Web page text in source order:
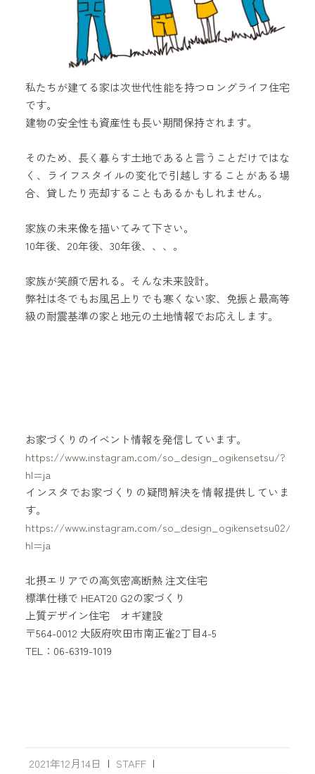
私たちが建てる家は次世代性能を持つロングライフ住宅
です。
建物の安全性も資産性も長い期間保持されます。
そのため、長く暮らす土地であると言うことだけではな
く、ライフスタイルの変化で引越しすることがある場
合、貸したり売却することもあるかもしれません。
家族の未来像を描いてみて下さい。
10年後、20年後、30年後、、、。
家族が笑顔で居れる。そんな未来設計。
弊社は冬でもお風呂上りでも寒くない家、免振と最高等
級の耐震基準の家と地元の土地情報でお応えします。
お家づくりのイベント情報を発信しています。
https://www.instagram.com/so_design_ogikensetsu/?
hl=ja
インスタでお家づくりの疑問解決を情報提供していま
す。
https://www.instagram.com/so_design_ogikensetsu02/?
hl=ja
北摂エリアでの高気密高断熱 注文住宅
標準仕様で HEAT20 G2の家づくり
上質デザイン住宅 オギ建設
〒564-0012 大阪府吹田市南正雀2丁目4-5
TEL：06-6319-1019
2021年12月14日 | STAFF |